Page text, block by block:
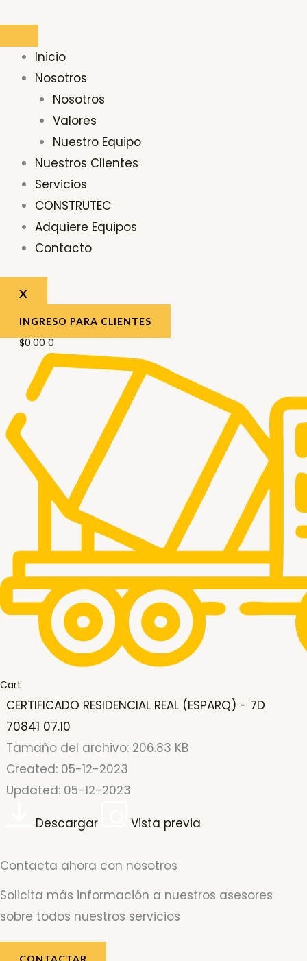
contenido
Inicio
Nosotros
Nosotros
Valores
Nuestro Equipo
Nuestros Clientes
Servicios
CONSTRUTEC
Adquiere Equipos
Contacto
X
INGRESO PARA CLIENTES
$0.00 0
Cart
CERTIFICADO RESIDENCIAL REAL (ESPARQ) - 7D
70841 07.10
Tamaño del archivo: 206.83 KB
Created: 05-12-2023
Updated: 05-12-2023
Descargar
Vista previa
Contacta ahora con nosotros
Solicita más información a nuestros asesores
sobre todos nuestros servicios
CONTACTAR